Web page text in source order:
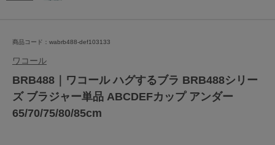
商品コード：wabrb488-def103133
ワコール
BRB488｜ワコール ハグするブラ BRB488シリー
ズ ブラジャー単品 ABCDEFカップ アンダー
65/70/75/80/85cm